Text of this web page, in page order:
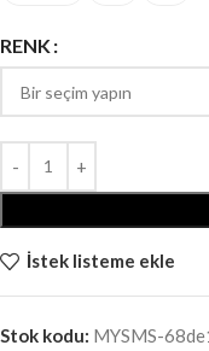
RENK
İstek listeme ekle
Stok kodu: MYSMS-